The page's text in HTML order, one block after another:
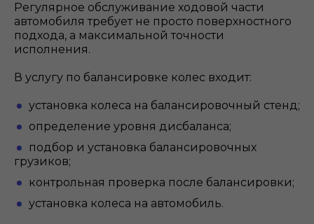
Регулярное обслуживание ходовой части
автомобиля требует не просто поверхностного
подхода, а максимальной точности
исполнения.
В услугу по балансировке колес входит:
установка колеса на балансировочный стенд;
определение уровня дисбаланса;
подбор и установка балансировочных
грузиков;
контрольная проверка после балансировки;
установка колеса на автомобиль.